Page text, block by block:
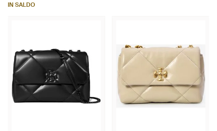
IN SALDO